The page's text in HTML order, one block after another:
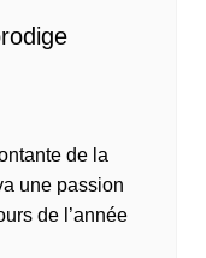
de la
une passion
de l’année